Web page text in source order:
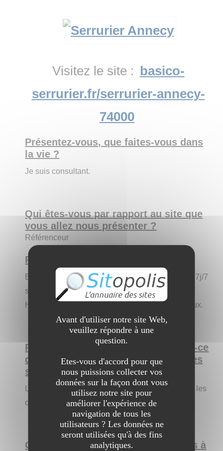
Visitez le site : basico-
serrurier.fr/serrurier-annecy-
74000
Présentez-vous, que faites-vous dans
la vie ?
Je suis consultant.
Qui êtes-vous par rapport au site que
vous allez nous présenter ?
Référenceur
Présentez le site aux internautes :
Entreprise de serrurerie et de vitrerie dépannant 7j/7
sur Annecy et les alentours. Présent sur toute la
Haute-Savoie pour toutes les urgences ou travaux.
Pourquoi est-il intéressant ? Qu'est-ce
qui pourrait le différencier des autres
sites ?
L'honnêteté, la transparence, les prix, le service, les
qualifications.
Quels sont les trois principaux liens à
Avant d'utiliser notre site Web,
veuillez répondre à une
question.
Etes-vous d'accord pour que
nous puissions collecter vos
données sur la façon dont vous
utilisez notre site pour
améliorer l'expérience de
navigation de tous les
utilisateurs ? Les données ne
seront utilisées qu'à des fins
analytiques.